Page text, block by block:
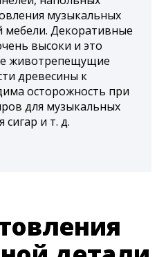
музыкальных
мебели. Декоративные
высоки и это
животрепещущие
древесины к
осторожность при
для музыкальных
и т. д.